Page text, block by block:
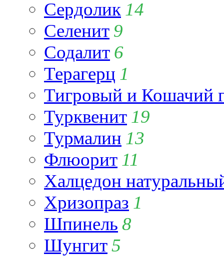
Сердолик 14
Селенит 9
Содалит 6
Терагерц 1
Тигровый и Кошачий
Турквенит 19
Турмалин 13
Флюорит 11
Халцедон
Хризопраз 1
Шпинель 8
Шунгит5